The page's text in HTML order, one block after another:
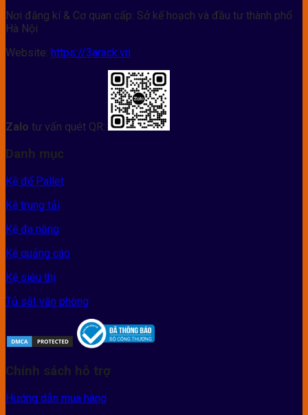
Nơi đăng kí & Cơ quan cấp: Sở kế hoạch và đầu tư thành phố
Hà Nội
Website: https://3arack.vn
Zalo tư vấn quét QR:
Danh mục
Kệ để Pallet
Kệ trung tải
Kệ đa năng
Kệ quảng cáo
Kệ siêu thị
Tủ sắt văn phòng
Chính sách hỗ trợ
Hướng dẫn mua hàng